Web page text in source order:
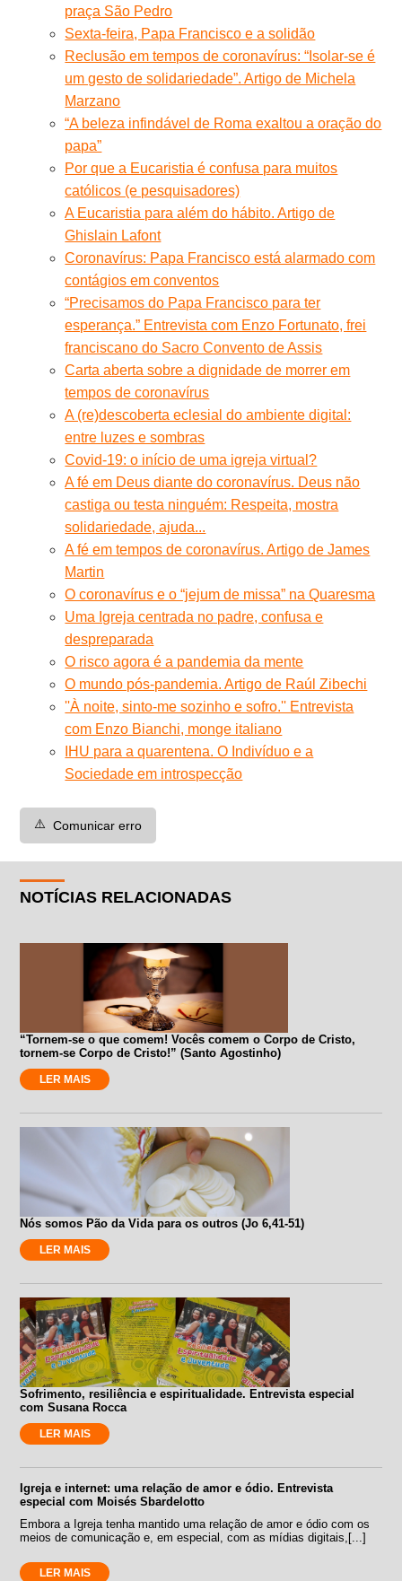
praça São Pedro
Sexta-feira, Papa Francisco e a solidão
Reclusão em tempos de coronavírus: “Isolar-se é
um gesto de solidariedade”. Artigo de Michela
Marzano
“A beleza infindável de Roma exaltou a oração do
papa”
Por que a Eucaristia é confusa para muitos
católicos (e pesquisadores)
A Eucaristia para além do hábito. Artigo de
Ghislain Lafont
Coronavírus: Papa Francisco está alarmado com
contágios em conventos
“Precisamos do Papa Francisco para ter
esperança.” Entrevista com Enzo Fortunato, frei
franciscano do Sacro Convento de Assis
Carta aberta sobre a dignidade de morrer em
tempos de coronavírus
A (re)descoberta eclesial do ambiente digital:
entre luzes e sombras
Covid-19: o início de uma igreja virtual?
A fé em Deus diante do coronavírus. Deus não
castiga ou testa ninguém: Respeita, mostra
solidariedade, ajuda...
A fé em tempos de coronavírus. Artigo de James
Martin
O coronavírus e o “jejum de missa” na Quaresma
Uma Igreja centrada no padre, confusa e
despreparada
O risco agora é a pandemia da mente
O mundo pós-pandemia. Artigo de Raúl Zibechi
''À noite, sinto-me sozinho e sofro.'' Entrevista
com Enzo Bianchi, monge italiano
IHU para a quarentena. O Indivíduo e a
Sociedade em introspecção
⚠️ Comunicar erro
NOTÍCIAS RELACIONADAS
“Tornem-se o que comem! Vocês comem o Corpo de Cristo,
tornem-se Corpo de Cristo!” (Santo Agostinho)
LER MAIS
Nós somos Pão da Vida para os outros (Jo 6,41-51)
LER MAIS
Sofrimento, resiliência e espiritualidade. Entrevista especial
com Susana Rocca
LER MAIS
Igreja e internet: uma relação de amor e ódio. Entrevista
especial com Moisés Sbardelotto
Embora a Igreja tenha mantido uma relação de amor e ódio com os
meios de comunicação e, em especial, com as mídias digitais,[...]
LER MAIS